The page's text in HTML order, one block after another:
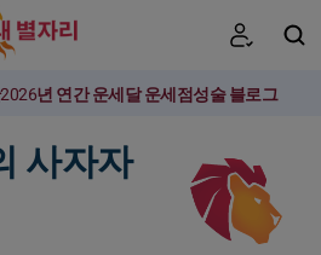
2026년 연간 운세달 운세점성술 블로그
사자자